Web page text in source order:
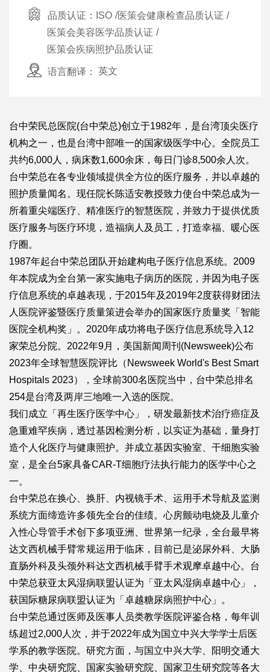
品质认证： ISO /医策会健康检查品质认证 /
医策会美容医学品质认证 /
医策会疾病照护品质认证
语言翻译： 英文
台中荣民总医院(台中荣总)创立于1982年，是台湾顶尖医疗
机构之一，也是台湾中部唯一的国家级医学中心。全院员工
共约6,000人，病床数1,600余床，每日门诊8,500余人次。
台中荣总在各专业领域提供全方位的医疗服务，并以卓越的
照护质量闻名。现任院长陈适安教授致力使台中荣总成为一
所着重尖端医疗、精准医疗的智慧医院，并致力于提供优质
医疗服务与医疗环境，造福病人及员工，打造幸福、暖心医
疗圈。
1987年起台中荣总团队开始建构电子医疗信息系统。2009
年本院成为全台第一家实施电子病历的医院，并因为电子医
疗信息系统的卓越表现，于2015年及2019年2度获得财团法
人医院评鉴暨医疗质量策进会举办的国家医疗质量奖「智能
医院全机构奖」。2020年成功将电子医疗信息系统导入12
家荣总分院。2022年9月，美国新闻周刊(Newsweek)公布
2023年全球智慧医院评比（Newsweek World's Best Smart
Hospitals 2023），全球前300名医院当中，台中荣总排名
254是台湾及两岸三地唯一入选的医院。
我们成立「再生医疗医学中心」，研发最新技术治疗癌症及
急重难罕疾病，透过基因检测分析，以实证为基础，量身打
造个人化医疗与健康照护。并成立基因实验室、干细胞实验
室，是全台5家具备CAR-T细胞疗法执行能力的医学中心之
一。
台中荣总在换心、换肝、内视镜手术、运用手术导航及监测
系统方面缔造许多领先全台的佳绩。心房颤动电烧及儿童介
入性心导管手术创下多项亚洲、世界第一纪录，全台最早将
达文西机械手臂常规运用于临床，目前已是泌尿外科、大肠
直肠外科及头颈外科达文西机械手臂手术观摩卓越中心。台
中荣总获亚太风湿病联盟认证为「亚太风湿病卓越中心」，
获国际糖尿病联盟认证为「卓越糖尿病照护中心」。
台中荣总通过医师及医事人员类教学医院评鉴合格，每年训
练超过2,000人次，并于2022年成为国立中兴大学学士后医
学系的教学医院。研究方面，与国立中兴大学、阳明交通大
学、中央研究院、国家实验研究院、国家卫生研究院等各大